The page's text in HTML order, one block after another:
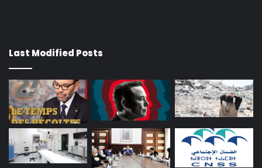
Last Modified Posts